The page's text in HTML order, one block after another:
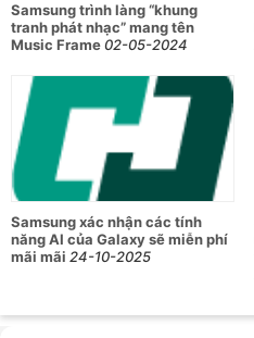
Samsung trình làng “khung
tranh phát nhạc” mang tên
Music Frame02-05-2024
Samsung xác nhận các tính
năng AI của Galaxy sẽ miễn phí
mãi mãi 24-10-2025